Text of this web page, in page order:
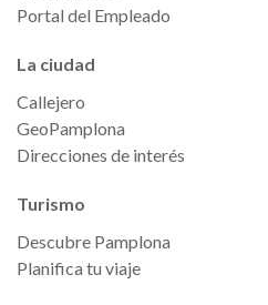
Portal del Empleado
La ciudad
Callejero
GeoPamplona
Direcciones de interés
Turismo
Descubre Pamplona
Planifica tu viaje